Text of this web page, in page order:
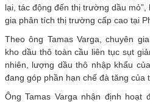
lại, tác động đến thị trường dầu
gia phân tích thị trường cấp cao tại
Theo ông Tamas Varga, chuyên
kho dầu thô toàn cầu liên tục sụt
nhiên, lượng dầu thô nhập khẩu
đang góp phần hạn chế đà tăng của
Ông Tamas Varga nhận định hoạt